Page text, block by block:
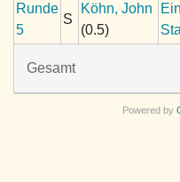
Runde
5
S
Köhn, John
(0.5)
Gesamt
Powered by